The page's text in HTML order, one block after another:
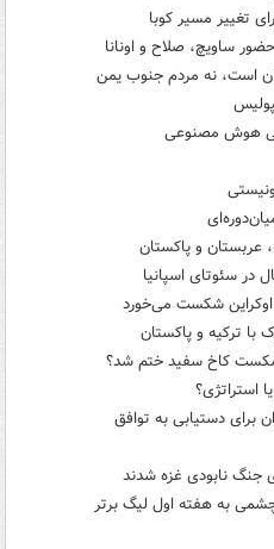
تغییر مسیر کوبا
ساویچ، صلاح و اونانا
است، نه مردم جنوب یمن
هوش مصنوعی
عربستان و پاکستان
شکست می‌خورد
با ترکیه و پاکستان
شکست کاخ سفید ختم شد؟
استراتژی؟
برای دستیابی به توافق
جنگ نابودی غزه شدند
به هفته اول لیگ برتر